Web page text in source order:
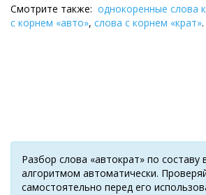
Смотрите также: однокоренные слова
с корнем «авто», слова с корнем «крат».
Разбор слова «автократ» по составу
алгоритмом автоматически.
самостоятельно перед его